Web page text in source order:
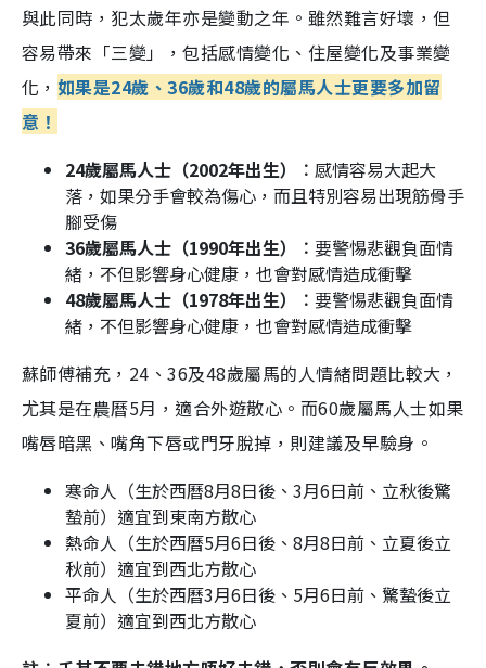
與此同時，犯太歲年亦是變動之年。雖然難言好壞，但
容易帶來「三變」，包括感情變化、住屋變化及事業變
化， 如果是24歲、36歲和48歲的屬馬人士更要多加留
意！
24歲屬馬人士（2002年出生）︰ 感情容易大起大
落，如果分手會較為傷心，而且特別容易出現筋骨手
腳受傷
36歲屬馬人士（1990年出生）︰ 要警惕悲觀負面情
緒，不但影響身心健康，也會對感情造成衝擊
48歲屬馬人士（1978年出生）︰ 要警惕悲觀負面情
緒，不但影響身心健康，也會對感情造成衝擊
蘇師傅補充，24、36及48歲屬馬的人情緒問題比較大，
尤其是在農曆5月，適合外遊散心。而60歲屬馬人士如果
嘴唇暗黑、嘴角下唇或門牙脫掉，則建議及早驗身。
寒命人（生於西曆8月8日後、3月6日前、立秋後驚
蟄前）適宜到東南方散心
熱命人（生於西曆5月6日後、8月8日前、立夏後立
秋前）適宜到西北方散心
平命人（生於西曆3月6日後、5月6日前、驚蟄後立
夏前）適宜到西北方散心